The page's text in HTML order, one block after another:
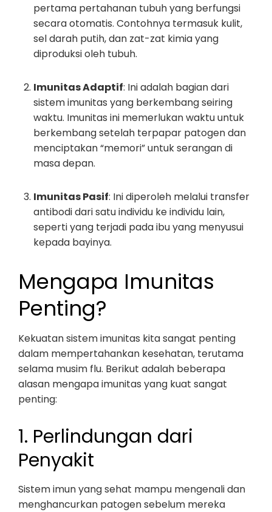
pertama pertahanan tubuh yang berfungsi
secara otomatis. Contohnya termasuk kulit,
sel darah putih, dan zat-zat kimia yang
diproduksi oleh tubuh.
Imunitas Adaptif: Ini adalah bagian dari
sistem imunitas yang berkembang seiring
waktu. Imunitas ini memerlukan waktu untuk
berkembang setelah terpapar patogen dan
menciptakan “memori” untuk serangan di
masa depan.
Imunitas Pasif: Ini diperoleh melalui transfer
antibodi dari satu individu ke individu lain,
seperti yang terjadi pada ibu yang menyusui
kepada bayinya.
Mengapa Imunitas
Penting?
Kekuatan sistem imunitas kita sangat penting
dalam mempertahankan kesehatan, terutama
selama musim flu. Berikut adalah beberapa
alasan mengapa imunitas yang kuat sangat
penting:
1. Perlindungan dari
Penyakit
Sistem imun yang sehat mampu mengenali dan
menghancurkan patogen sebelum mereka